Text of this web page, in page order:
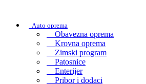
Auto oprema
Obavezna oprema
Krovna oprema
Zimski program
Patosnice
Enterijer
Pribor i dodaci